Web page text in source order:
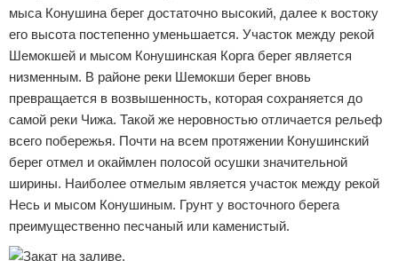
мыса Конушина берег достаточно высокий, далее к востоку
его высота постепенно уменьшается. Участок между рекой
Шемокшей и мысом Конушинская Корга берег является
низменным. В районе реки Шемокши берег вновь
превращается в возвышенность, которая сохраняется до
самой реки Чижа. Такой же неровностью отличается рельеф
всего побережья. Почти на всем протяжении Конушинский
берег отмел и окаймлен полосой осушки значительной
ширины. Наиболее отмелым является участок между рекой
Несь и мысом Конушиным. Грунт у восточного берега
преимущественно песчаный или каменистый.